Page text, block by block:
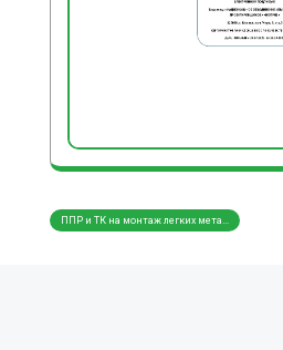
ППР и ТК на монтаж легких мета...